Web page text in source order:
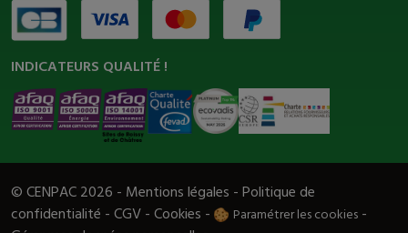
INDICATEURS QUALITÉ !
© CENPAC 2026 - Mentions légales -Politique de
confidentialité -CGV-Cookies - Paramétrer les cookies -